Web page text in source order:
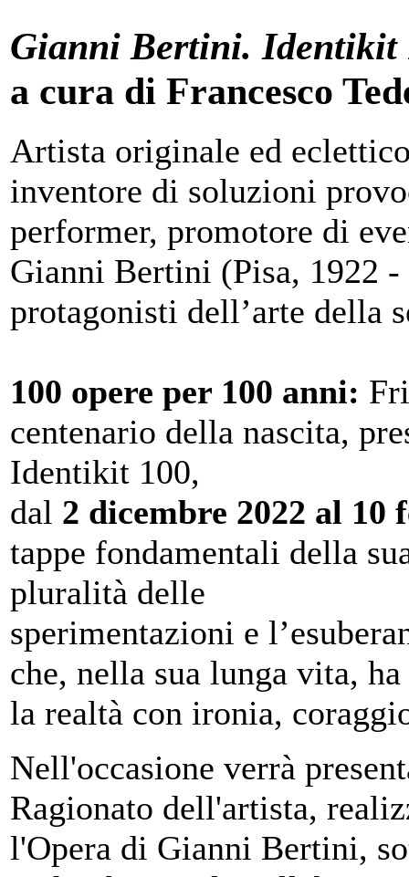
Gianni Bertini. Identikit
a cura di Francesco
Artista originale ed
inventore di soluzioni
performer, promotore di
Gianni Bertini (Pisa, 1922 -
protagonisti dell’arte della
100 opere per 100 anni:
centenario della nascita,
Identikit 100,
dal 2 dicembre 2022 al 10
tappe fondamentali della
pluralità delle
sperimentazioni e
che, nella sua lunga vita,
la realtà con ironia,
Nell'occasione verrà
Ragionato dell'artista,
l'Opera di Gianni Bertini,